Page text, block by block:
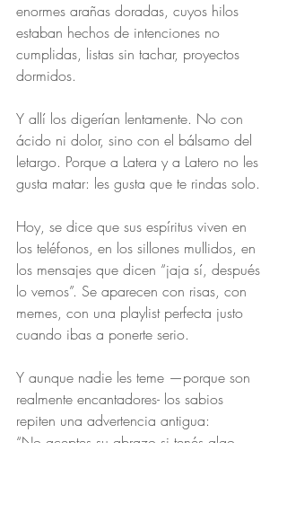
enormes arañas doradas, cuyos hilos
estaban hechos de intenciones no
cumplidas, listas sin tachar, proyectos
dormidos.
Y allí los digerían lentamente. No con
ácido ni dolor, sino con el bálsamo del
letargo. Porque a Latera y a Latero no les
gusta matar: les gusta que te rindas solo.
Hoy, se dice que sus espíritus viven en
los teléfonos, en los sillones mullidos, en
los mensajes que dicen “jaja sí, después
lo vemos”. Se aparecen con risas, con
memes, con una playlist perfecta justo
cuando ibas a ponerte serio.
Y aunque nadie les teme —porque son
realmente encantadores- los sabios
repiten una advertencia antigua:
“No aceptes su abrazo si tenés algo